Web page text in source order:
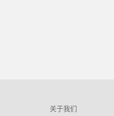
关于我们